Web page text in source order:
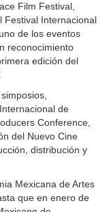
Film Festival,
Festival Internacional
de los eventos
reconocimiento
edición del
de
Conference,
del Nuevo Cine
distribución y
Mexicana de Artes
que en enero de